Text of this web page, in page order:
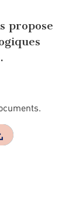
propose